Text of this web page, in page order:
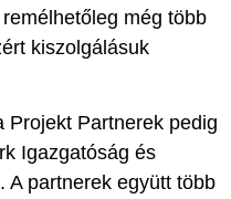
még több
kiszolgálásuk
Projekt Partnerek pedig
Igazgatóság és
A partnerek együtt több